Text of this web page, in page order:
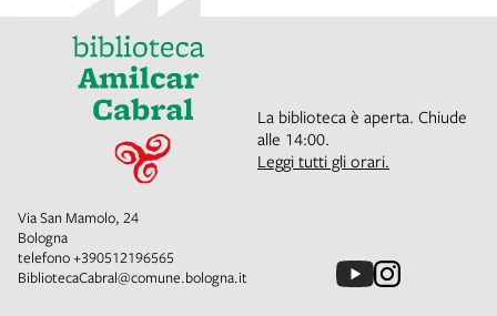
La biblioteca è aperta. Chiude
alle 14:00.
Leggi tutti gli orari.
Via San Mamolo, 24
Bologna
telefono+390512196565
BibliotecaCabral@comune.bologna.it